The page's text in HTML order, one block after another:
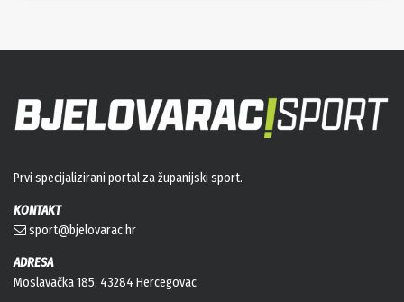
Prvi specijalizirani portal za županijski sport.
KONTAKT
sport@bjelovarac.hr
ADRESA
Moslavačka 185, 43284 Hercegovac